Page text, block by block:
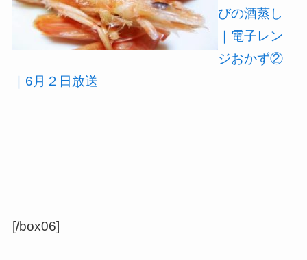
びの酒蒸し
｜電子レン
ジおかず②
｜6月２日放送
[/box06]